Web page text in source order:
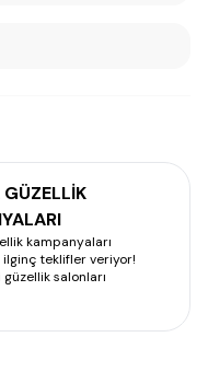
kampanyaları
teklifler veriyor!
salonları